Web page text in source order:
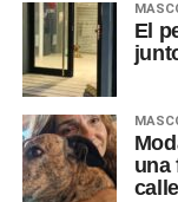
El
una